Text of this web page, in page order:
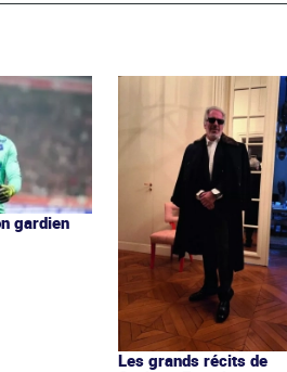
gardien
Les grands récits de